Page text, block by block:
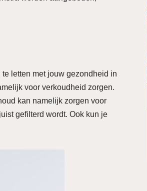
letten met jouw gezondheid in
voor verkoudheid zorgen.
kan namelijk zorgen voor
gefilterd wordt. Ook kun je